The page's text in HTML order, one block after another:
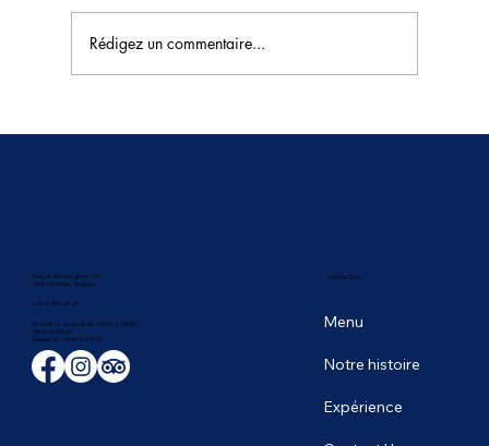
Rédigez un commentaire...
Avenue d'Auderghem 135,
1040 Etterbeek, Belgique
+ 32 2 649 43 66
Du lundi au vendredi de 12h00 à 14h00
19h00 à 22h30
​Samedi de 19h00 à 23h00
Menu
Notre histoire
Expérience
NAVIGATION